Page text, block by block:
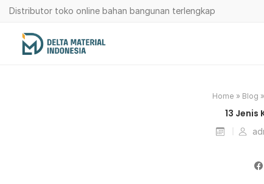
Distributor toko online bahan bangunan terlengkap
Home » Blog »
13